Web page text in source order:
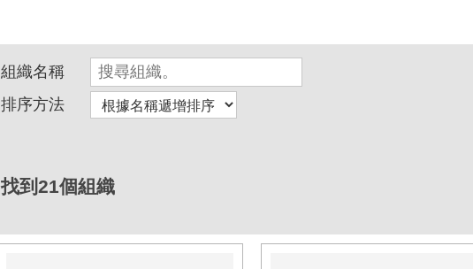
組織名稱
排序方法
找到21個組織